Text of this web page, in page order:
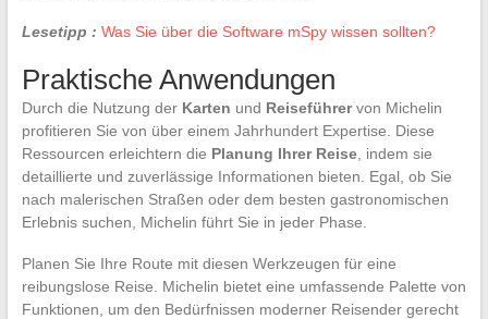
Lesetipp : Was Sie über die Software mSpy wissen sollten?
Praktische Anwendungen
Durch die Nutzung der Karten und Reiseführervon Michelin
profitieren Sie von über einem Jahrhundert Expertise. Diese
Ressourcen erleichtern die Planung Ihrer Reise, indem sie
detaillierte und zuverlässige Informationen bieten. Egal, ob Sie
nach malerischen Straßen oder dem besten gastronomischen
Erlebnis suchen, Michelin führt Sie in jeder Phase.
Planen Sie Ihre Route mit diesen Werkzeugen für eine
reibungslose Reise. Michelin bietet eine umfassende Palette von
Funktionen, um den Bedürfnissen moderner Reisender gerecht